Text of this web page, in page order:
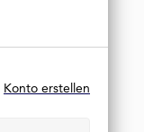
Konto erstellen